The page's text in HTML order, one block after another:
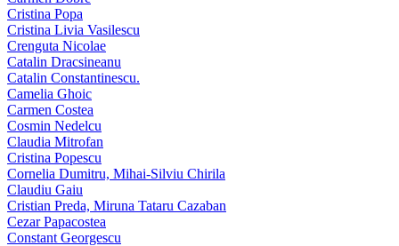
Cristina Popa
Cristina Livia Vasilescu
Crenguta Nicolae
Catalin Dracsineanu
Catalin Constantinescu.
Camelia Ghoic
Carmen Costea
Cosmin Nedelcu
Claudia Mitrofan
Cristina Popescu
Cornelia Dumitru, Mihai‑Silviu Chirila
Claudiu Gaiu
Cristian Preda, Miruna Tataru Cazaban
Cezar Papacostea
Constant Georgescu